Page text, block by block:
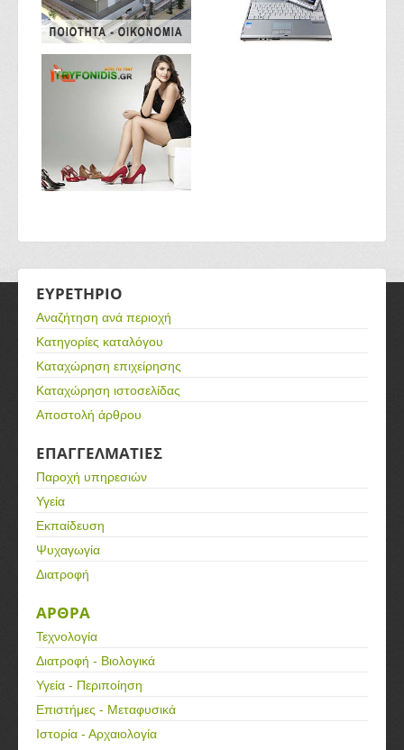
ΕΥΡΕΤΗΡΙΟ
Αναζήτηση ανά περιοχή
Κατηγορίες καταλόγου
Καταχώρηση επιχείρησης
Καταχώρηση ιστοσελίδας
Αποστολή άρθρου
ΕΠΑΓΓΕΛΜΑΤΙΕΣ
Παροχή υπηρεσιών
Υγεία
Εκπαίδευση
Ψυχαγωγία
Διατροφή
ΑΡΘΡΑ
Τεχνολογία
Διατροφή - Βιολογικά
Υγεία - Περιποίηση
Επιστήμες - Μεταφυσικά
Ιστορία - Αρχαιολογία